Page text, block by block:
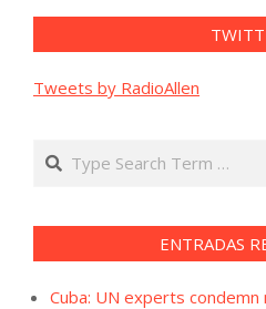
Tweets by RadioAllen
Search
ENTRADAS
Cuba: UN experts condemn